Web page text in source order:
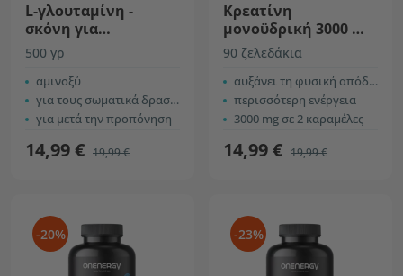
L-γλουταμίνη -
σκόνη για
παρασκευή
ροφήματος
500 γρ
αμινοξύ
για τους σωματικά δραστήριους
για μετά την προπόνηση
14,99 € 19,99 €
Κρεατίνη
μονοϋδρική 3000 mg
– μήλο
90 ζελεδάκια
αυξάνει τη φυσική απόδοση
περισσότερη ενέργεια
3000 mg σε 2 καραμέλες
14,99 € 19,99 €
-20% -23%